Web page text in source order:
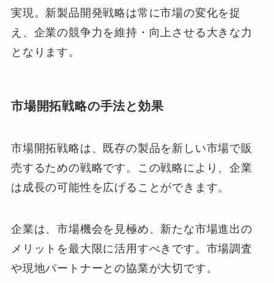
実現。新製品開発戦略は常に市場の変化を捉
え、企業の競争力を維持・向上させる大きな力
となります。
市場開拓戦略の手法と効果
市場開拓戦略は、既存の製品を新しい市場で販
売するための戦略です。この戦略により、企業
は成長の可能性を広げることができます。
企業は、市場機会を見極め、新たな市場進出の
メリットを最大限に活用すべきです。市場調査
や現地パートナーとの協業が大切です。